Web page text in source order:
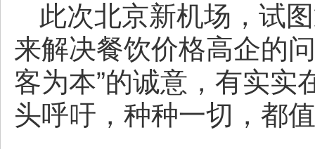
此次北京新机场，试
来解决餐饮价格高企的
客为本”的诚意，有实实
头呼吁，种种一切，都